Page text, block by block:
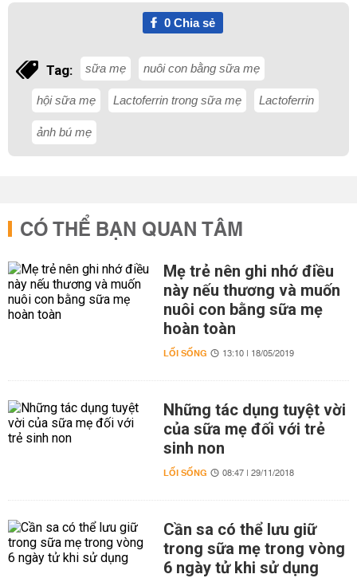
0Chia sẻ
Tag: sữa mẹ nuôi con bằng sữa mẹ
hội sữa mẹ Lactoferrin trong sữa mẹ Lactoferrin
ảnh bú mẹ
CÓ THỂ BẠN QUAN TÂM
Mẹ trẻ nên ghi nhớ điều
này nếu thương và muốn
nuôi con bằng sữa mẹ
hoàn toàn
LỐI SỐNG 13:10 | 18/05/2019
Những tác dụng tuyệt vời
của sữa mẹ đối với trẻ
sinh non
LỐI SỐNG 08:47 | 29/11/2018
Cần sa có thể lưu giữ
trong sữa mẹ trong vòng
6 ngày tử khi sử dụng